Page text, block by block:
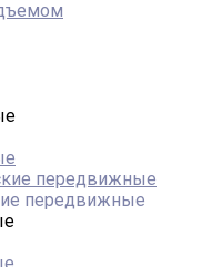
передвижные
передвижные